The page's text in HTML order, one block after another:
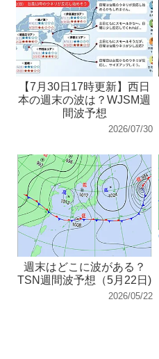
【7月30日17時更新】西日
本の週末の波は？WJSM週
間波予想
2026/07/30
週末はどこに波がある？
TSN週間波予想（5月22日)
2026/05/22